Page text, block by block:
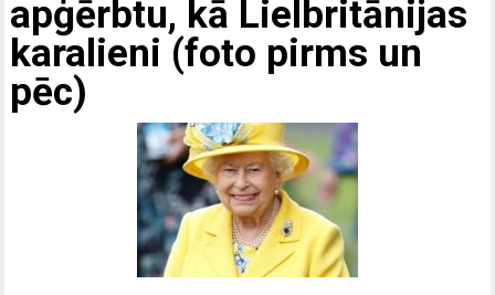
apģērbtu, kā Lielbritānijas
karalieni (foto pirms un
pēc)